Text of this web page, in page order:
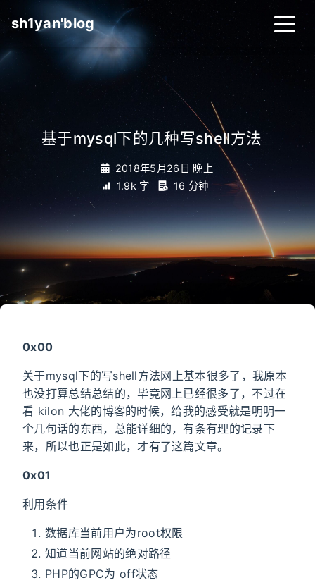
sh1yan'blog
基于mysql下的几种写shell方法
2018年5月26日 晚上
1.9k 字
16 分钟
0x00
关于mysql下的写shell方法网上基本很多了，我原本
也没打算总结总结的，毕竟网上已经很多了，不过在
看 kilon 大佬的博客的时候，给我的感受就是明明一
个几句话的东西，总能详细的，有条有理的记录下
来，所以也正是如此，才有了这篇文章。
0x01
利用条件
数据库当前用户为root权限
知道当前网站的绝对路径
PHP的GPC为 off状态